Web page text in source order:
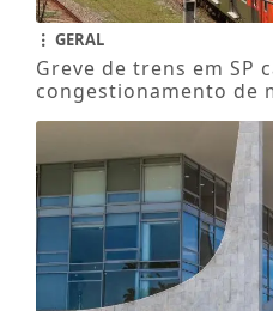
GERAL
Greve de trens em SP
congestionamento de